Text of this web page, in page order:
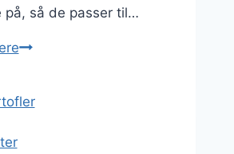
på, så de passer til…
Bagte
jul